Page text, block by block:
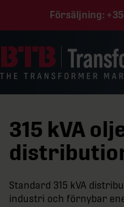
Försäljning:
315 kVA
Standard 315 kVA
industri och förnybar